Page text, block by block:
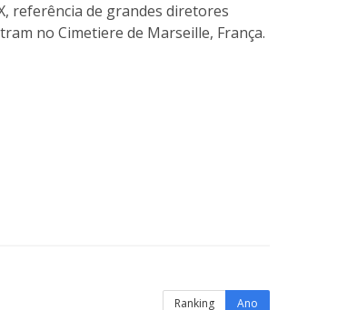
referência de grandes diretores
no Cimetiere de Marseille, França.
Ranking Ano